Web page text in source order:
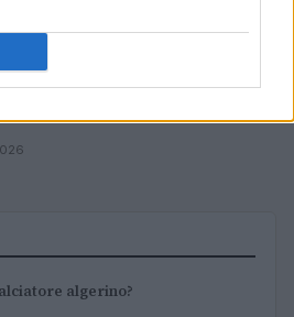
algerino?